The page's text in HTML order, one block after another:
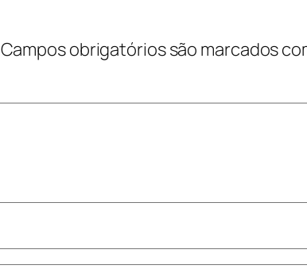
Campos obrigatórios são marcados